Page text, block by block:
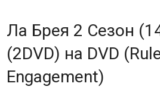
Ла Брея 2 Сезон
(2DVD) на DVD
Engagement)